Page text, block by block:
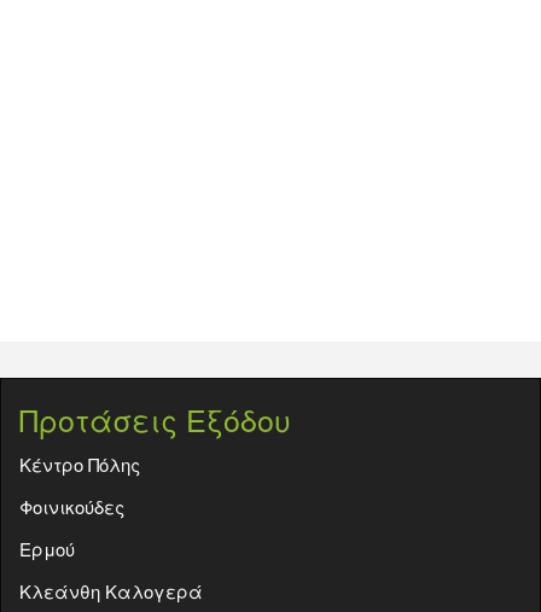
Προτάσεις Εξόδου
Κέντρο Πόλης
Φοινικούδες
Ερμού
Κλεάνθη Καλογερά